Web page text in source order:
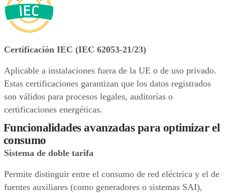
Certificación IEC (IEC 62053-21/23)
Aplicable a instalaciones fuera de la UE o de uso privado.
Estas certificaciones garantizan que los datos registrados
son válidos para procesos legales, auditorías o
certificaciones energéticas.
Funcionalidades avanzadas para optimizar el
consumo
Sistema de doble tarifa
Permite distinguir entre el consumo de red eléctrica y el de
fuentes auxiliares (como generadores o sistemas SAI),